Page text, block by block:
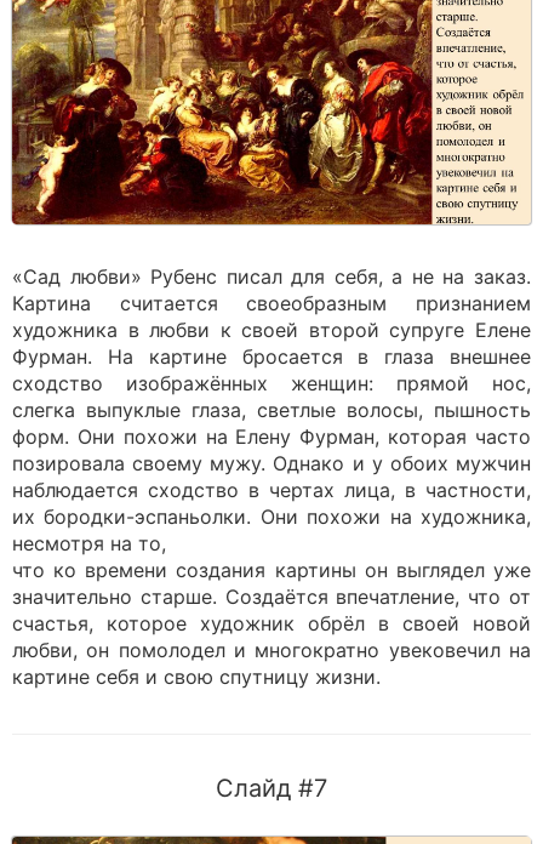
«Сад любви» Рубенс писал для себя, а не на заказ.
Картина считается своеобразным признанием
художника в любви к своей второй супруге Елене
Фурман. На картине бросается в глаза внешнее
сходство изображённых женщин: прямой нос,
слегка выпуклые глаза, светлые волосы, пышность
форм. Они похожи на Елену Фурман, которая часто
позировала своему мужу. Однако и у обоих мужчин
наблюдается сходство в чертах лица, в частности,
их бородки-эспаньолки. Они похожи на художника,
несмотря на то,
что ко времени создания картины он выглядел уже
значительно старше. Создаётся впечатление, что от
счастья, которое художник обрёл в своей новой
любви, он помолодел и многократно увековечил на
картине себя и свою спутницу жизни.
Слайд #7